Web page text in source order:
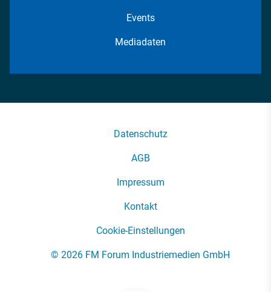
Events
Mediadaten
Datenschutz
AGB
Impressum
Kontakt
Cookie-Einstellungen
© 2026 FM Forum Industriemedien GmbH